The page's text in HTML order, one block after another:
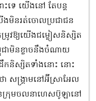
ទេ យើងនៅ តែបន្ត
មិនរត់ចោលប្រជាជន
រូវឱ្យយើងជម្លៀសនិស្សិត
ាមិនខ្លាចនឹងចំណាយ
និស្សិតទាំងនោះ នោះ
សង្គ្រាមនៅអ៊ីស្រាអែល
រុមចលនាហេសប៊ូឡានៅ